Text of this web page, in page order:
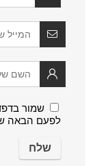
שמור
לפעם הבאה